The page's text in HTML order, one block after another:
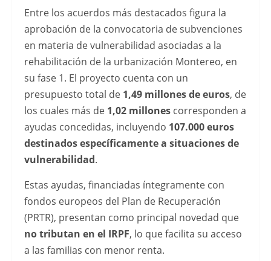
de
entretenimiento
online,
ofreciendo
mayor
comodidad
y
rapidez
en
las
Para
conocer
las
opciones
mÃ¡s
Entre los acuerdos más destacados figura la
aprobación de la convocatoria de subvenciones
en materia de vulnerabilidad asociadas a la
rehabilitación de la urbanización Montereo, en
su fase 1. El proyecto cuenta con un
presupuesto total de 1,49 millones de euros, de
los cuales más de 1,02 millones corresponden a
ayudas concedidas, incluyendo 107.000 euros
destinados específicamente a situaciones de
vulnerabilidad.
Estas ayudas, financiadas íntegramente con
fondos europeos del Plan de Recuperación
(PRTR), presentan como principal novedad que
no tributan en el IRPF, lo que facilita su acceso
a las familias con menor renta.